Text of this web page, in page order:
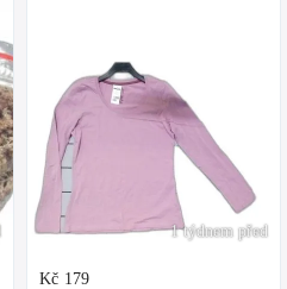
1 týdnem před
Kč 179